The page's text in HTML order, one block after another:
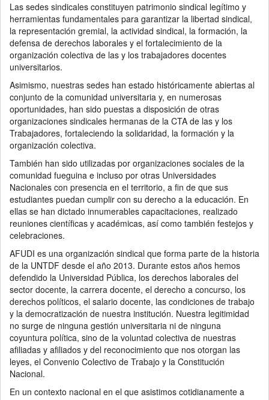
Las sedes sindicales constituyen patrimonio sindical legítimo y
herramientas fundamentales para garantizar la libertad sindical,
la representación gremial, la actividad sindical, la formación, la
defensa de derechos laborales y el fortalecimiento de la
organización colectiva de las y los trabajadores docentes
universitarios.
Asimismo, nuestras sedes han estado históricamente abiertas al
conjunto de la comunidad universitaria y, en numerosas
oportunidades, han sido puestas a disposición de otras
organizaciones sindicales hermanas de la CTA de las y los
Trabajadores, fortaleciendo la solidaridad, la formación y la
organización colectiva.
También han sido utilizadas por organizaciones sociales de la
comunidad fueguina e incluso por otras Universidades
Nacionales con presencia en el territorio, a fin de que sus
estudiantes puedan cumplir con su derecho a la educación. En
ellas se han dictado innumerables capacitaciones, realizado
reuniones científicas y académicas, así como también festejos y
celebraciones.
AFUDI es una organización sindical que forma parte de la historia
de la UNTDF desde el año 2013. Durante estos años hemos
defendido la Universidad Pública, los derechos laborales del
sector docente, la carrera docente, el derecho a concurso, los
derechos políticos, el salario docente, las condiciones de trabajo
y la democratización de nuestra institución. Nuestra legitimidad
no surge de ninguna gestión universitaria ni de ninguna
coyuntura política, sino de la voluntad colectiva de nuestras
afiliadas y afiliados y del reconocimiento que nos otorgan las
leyes, el Convenio Colectivo de Trabajo y la Constitución
Nacional.
En un contexto nacional en el que asistimos cotidianamente a